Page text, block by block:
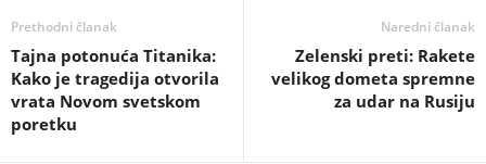
Prethodni članak
Tajna potonuća Titanika:
Kako je tragedija otvorila
vrata Novom svetskom
poretku
Naredni članak
Zelenski preti: Rakete
velikog dometa spremne
za udar na Rusiju